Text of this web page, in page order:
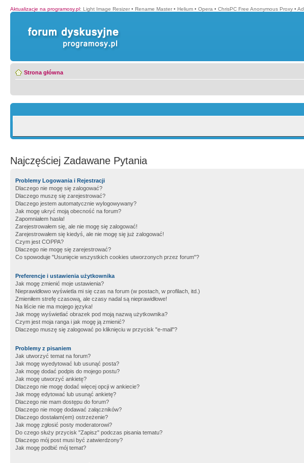
Aktualizacje na programosy.pl: Light Image Resizer • Rename Master • Helium • Opera • ChrisPC Free Anonymous Proxy •
Strona główna
Najczęściej Zadawane Pytania
Problemy Logowania i Rejestracji
Dlaczego nie mogę się zalogować?
Dlaczego muszę się zarejestrować?
Dlaczego jestem automatycznie wylogowywany?
Jak mogę ukryć moją obecność na forum?
Zapomniałem hasła!
Zarejestrowałem się, ale nie mogę się zalogować!
Zarejestrowałem się kiedyś, ale nie mogę się już zalogować!
Czym jest COPPA?
Dlaczego nie mogę się zarejestrować?
Co spowoduje "Usunięcie wszystkich cookies utworzonych przez forum"?
Preferencje i ustawienia użytkownika
Jak mogę zmienić moje ustawienia?
Nieprawidłowo wyświetla mi się czas na forum (w postach, w profilach, itd.)
Zmieniłem strefę czasową, ale czasy nadal są nieprawidłowe!
Na liście nie ma mojego języka!
Jak mogę wyświetlać obrazek pod moją nazwą użytkownika?
Czym jest moja ranga i jak mogę ją zmienić?
Dlaczego muszę się zalogować po kliknięciu w przycisk "e-mail"?
Problemy z pisaniem
Jak utworzyć temat na forum?
Jak mogę wyedytować lub usunąć posta?
Jak mogę dodać podpis do mojego postu?
Jak mogę utworzyć ankietę?
Dlaczego nie mogę dodać więcej opcji w ankiecie?
Jak mogę edytować lub usunąć ankietę?
Dlaczego nie mam dostępu do forum?
Dlaczego nie mogę dodawać załączników?
Dlaczego dostałam(em) ostrzeżenie?
Jak mogę zgłosić posty moderatorowi?
Do czego służy przycisk "Zapisz" podczas pisania tematu?
Dlaczego mój post musi być zatwierdzony?
Jak mogę podbić mój temat?